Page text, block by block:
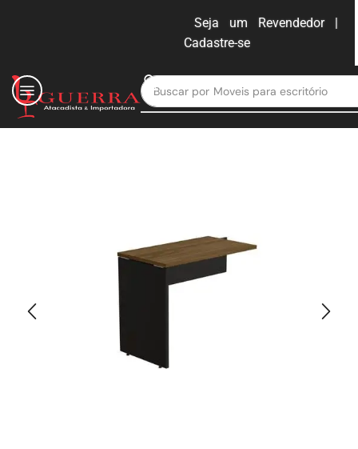
Seja um Revendedor |
Cadastre-se
Buscar por Moveis para escritório